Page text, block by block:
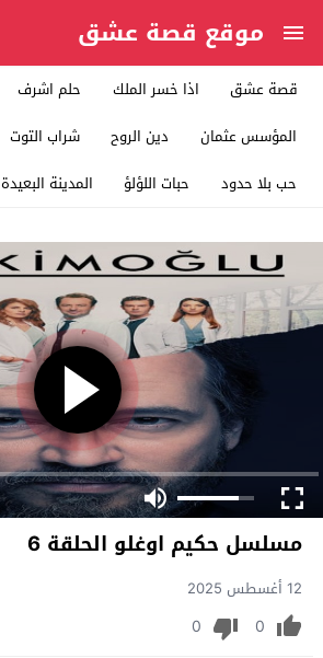
موقع قصة عشق
قصة عشق اذا خسر الملك حلم اشرف
المؤسس عثمان
دين الروح شراب التوت
حب بلا حدود
حبات اللؤلؤ المدينة البعيدة
مسلسل حكيم اوغلو الحلقة 6
12 أغسطس 2025
0
0